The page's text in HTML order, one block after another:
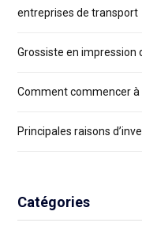
entreprises de transport
Grossiste en impression
Comment commencer à
Principales raisons
Catégories